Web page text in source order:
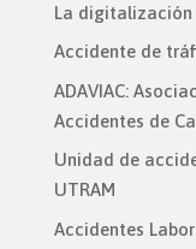
La
Accidente de
ADAVIAC:
Accidentes de
Unidad de
UTRAM
Accidentes